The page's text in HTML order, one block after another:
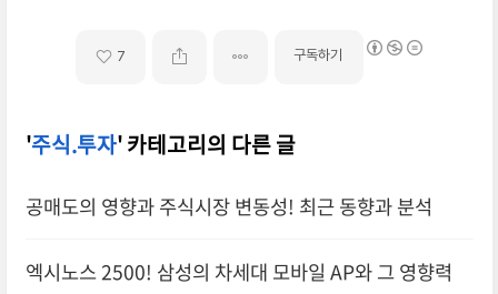
7 구독하기
'주식.투자' 카테고리의 다른 글
공매도의 영향과 주식시장 변동성! 최근 동향과 분석
엑시노스 2500! 삼성의 차세대 모바일 AP와 그 영향력